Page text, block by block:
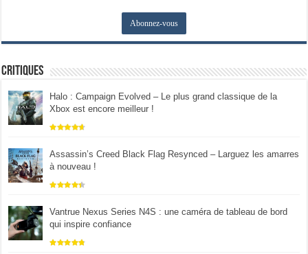
Critiques
Halo : Campaign Evolved – Le plus grand classique de la
Xbox est encore meilleur !
Assassin’s Creed Black Flag Resynced – Larguez les amarres
à nouveau !
Vantrue Nexus Series N4S : une caméra de tableau de bord
qui inspire confiance